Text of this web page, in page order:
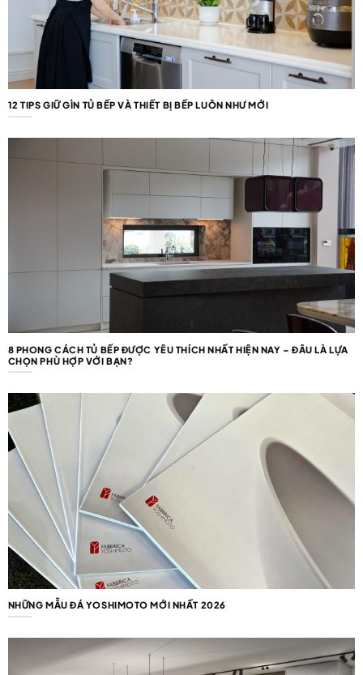
12 TIPS GIỮ GÌN TỦ BẾP VÀ THIẾT BỊ BẾP LUÔN NHƯ MỚI
8 PHONG CÁCH TỦ BẾP ĐƯỢC YÊU THÍCH NHẤT HIỆN NAY – ĐÂU LÀ LỰA
CHỌN PHÙ HỢP VỚI BẠN?
NHỮNG MẪU ĐÁ YOSHIMOTO MỚI NHẤT 2026